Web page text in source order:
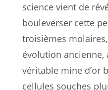
science vient de
bouleverser cette
troisièmes molaires,
évolution
véritable mine d’or
cellules souches